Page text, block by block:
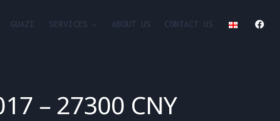
GUAZI SERVICES ABOUT US CONTACT US
– 27300 CNY